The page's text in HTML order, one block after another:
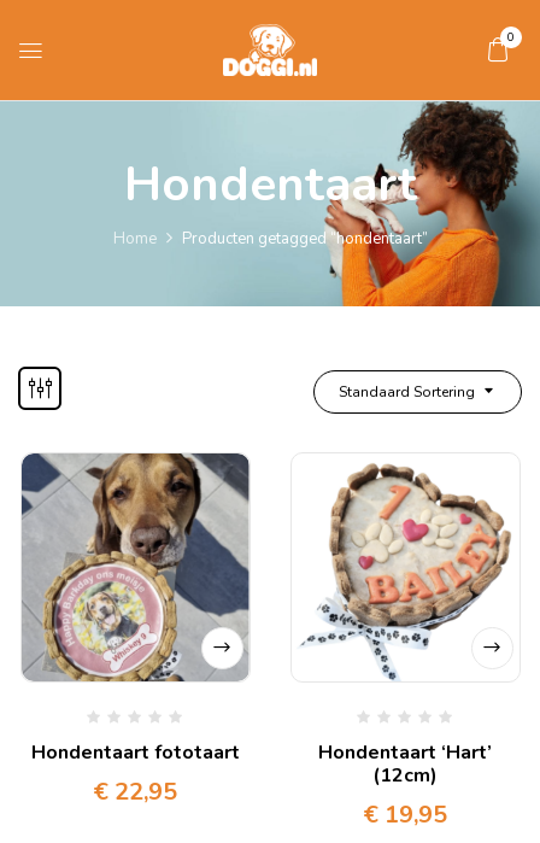
0
Hondentaart
Home Producten getagged “hondentaart”
Standaard Sortering
Hondentaart fototaart
€ 22,95
Hondentaart ‘Hart’
(12cm)
€ 19,95